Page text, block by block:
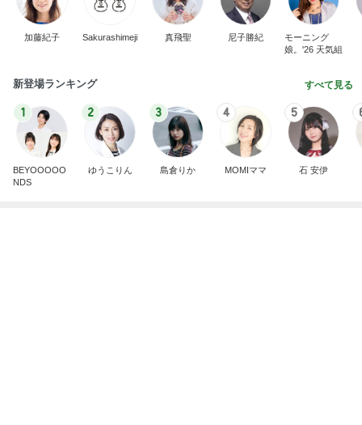
娘。'26 天気組
新登場ランキング すべて見る
1
NDS
2 3 4 5